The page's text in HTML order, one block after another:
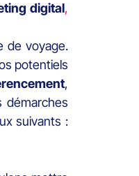
digital,
de voyage.
potentiels
,
suivants :